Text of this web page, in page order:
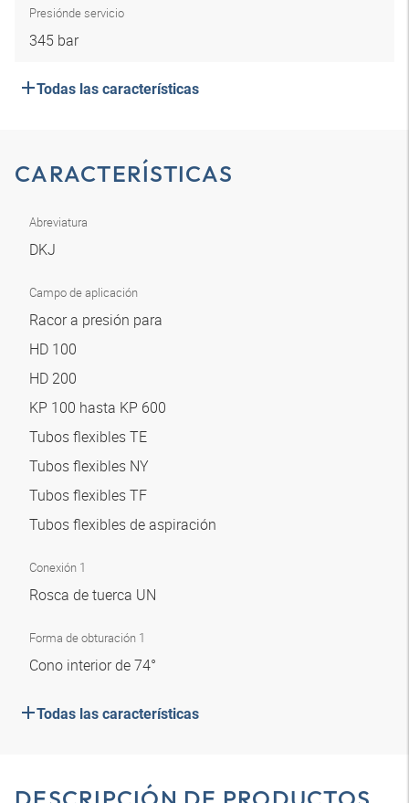
Presiónde servicio
345 bar
Todas las características
CARACTERÍSTICAS
Abreviatura
DKJ
Campo de aplicación
Racor a presión para
HD 100
HD 200
KP 100 hasta KP 600
Tubos flexibles TE
Tubos flexibles NY
Tubos flexibles TF
Tubos flexibles de aspiración
Conexión 1
Rosca de tuerca UN
Forma de obturación 1
Cono interior de 74°
Todas las características